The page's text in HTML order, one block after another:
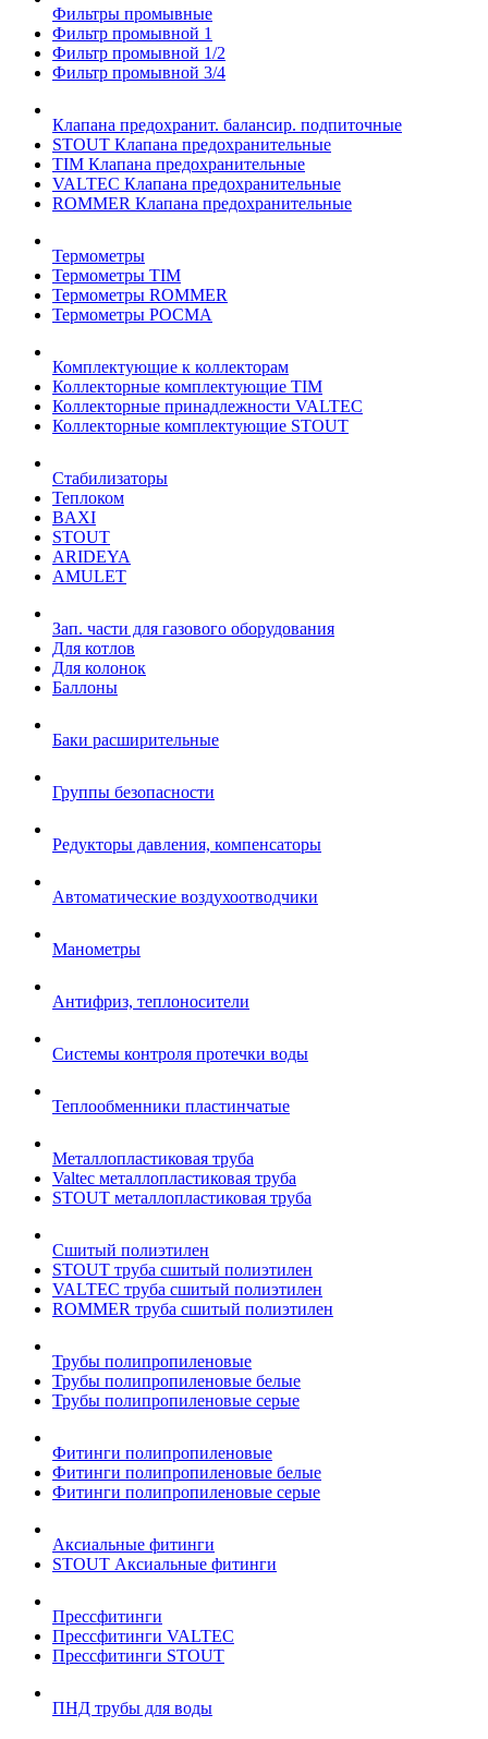
Фильтры промывные
Фильтр промывной 1
Фильтр промывной 1/2
Фильтр промывной 3/4
Клапана предохранит. балансир. подпиточные
STOUT Клапана предохранительные
TIM Клапана предохранительные
VALTEC Клапана предохранительные
ROMMER Клапана предохранительные
Термометры
Термометры TIM
Термометры ROMMER
Термометры РОСМА
Комплектующие к коллекторам
Коллекторные комплектующие TIM
Коллекторные принадлежности VALTEC
Коллекторные комплектующие STOUT
Стабилизаторы
Теплоком
BAXI
STOUT
ARIDEYA
AMULET
Зап. части для газового оборудования
Для котлов
Для колонок
Баллоны
Баки расширительные
Группы безопасности
Редукторы давления, компенсаторы
Автоматические воздухоотводчики
Манометры
Антифриз, теплоносители
Системы контроля протечки воды
Теплообменники пластинчатые
Металлопластиковая труба
Valtec металлопластиковая труба
STOUT металлопластиковая труба
Сшитый полиэтилен
STOUT труба сшитый полиэтилен
VALTEC труба сшитый полиэтилен
ROMMER труба сшитый полиэтилен
Трубы полипропиленовые
Трубы полипропиленовые белые
Трубы полипропиленовые серые
Фитинги полипропиленовые
Фитинги полипропиленовые белые
Фитинги полипропиленовые серые
Аксиальные фитинги
STOUT Аксиальные фитинги
Прессфитинги
Прессфитинги VALTEC
Прессфитинги STOUT
ПНД трубы для воды